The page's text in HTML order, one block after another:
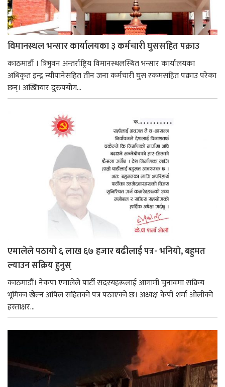
विमानस्थल भन्सार कार्यालयका ३ कर्मचारी घुससहित पक्राउ
काठमाडौं । त्रिभुवन अन्तर्राष्ट्रिय विमानस्थलस्थित भन्सार कार्यालयका
अधिकृत इन्द्र न्यौपानेसहित तीन जना कर्मचारी घुस रकमसहित पक्राउ परेका
छन्। अख्तियार दुरुपयोग...
एमालेले पठायो ६ लाख ६७ हजार बढीलाई पत्र- भनियाे, बहुमत
ल्याउन सक्रिय हुनुस्
काठमाडौं। नेकपा एमालेले पार्टी सदस्यहरूलाई आगामी चुनावमा सक्रिय
भूमिका खेल्न अपिल सहितको पत्र पठाएको छ। अध्यक्ष केपी शर्मा ओलीको
हस्ताक्षर...